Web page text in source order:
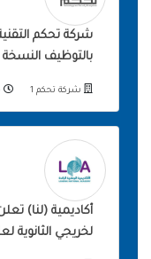
شركة تحكم
بالتوظيف
شركة تحكم 1
أكاديمية (لنا)
لخريجي الثانوية لعام